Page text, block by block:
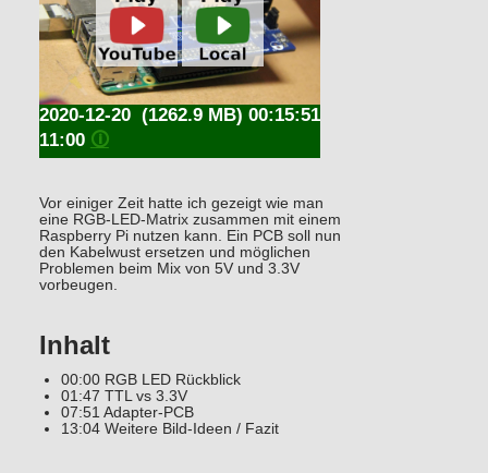
(1262.9 MB) 00:15:51
2020-12-20
11:00 🛈
Vor einiger Zeit hatte ich gezeigt wie man
eine RGB-LED-Matrix zusammen mit einem
Raspberry Pi nutzen kann. Ein PCB soll nun
den Kabelwust ersetzen und möglichen
Problemen beim Mix von 5V und 3.3V
vorbeugen.
Inhalt
00:00 RGB LED Rückblick
01:47 TTL vs 3.3V
07:51 Adapter-PCB
13:04 Weitere Bild-Ideen / Fazit